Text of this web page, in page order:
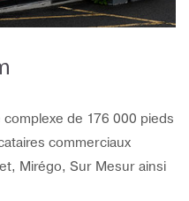
complexe de 176 000 pieds
commerciaux
Mirégo, Sur Mesur ainsi